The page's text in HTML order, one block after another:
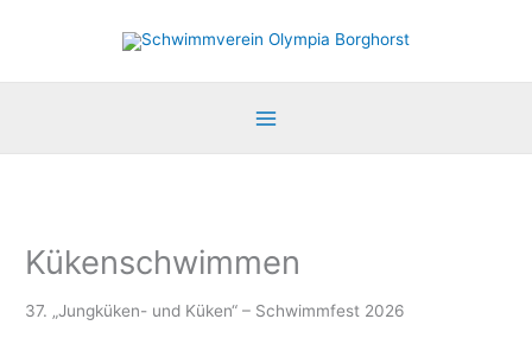
Kükenschwimmen
37. „Jungküken- und Küken“ – Schwimmfest 2026